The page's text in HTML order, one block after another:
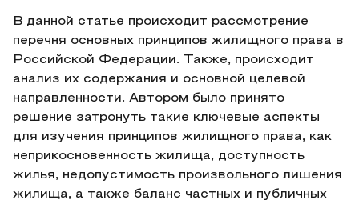
В данной статье происходит рассмотрение
перечня основных принципов жилищного права в
Российской Федерации. Также, происходит
анализ их содержания и основной целевой
направленности. Автором было принято
решение затронуть такие ключевые аспекты
для изучения принципов жилищного права, как
неприкосновенность жилища, доступность
жилья, недопустимость произвольного лишения
жилища, а также баланс частных и публичных